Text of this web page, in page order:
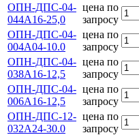
ОПН-ДПС-04-
044А16-25,0
цена по
запросу
ОПН-ДПС-04-
004А04-10.0
цена по
запросу
ОПН-ДПС-04-
038А16-12,5
цена по
запросу
ОПН-ДПС-04-
006А16-12,5
цена по
запросу
ОПН-ДПС-12-
032А24-30.0
цена по
запросу